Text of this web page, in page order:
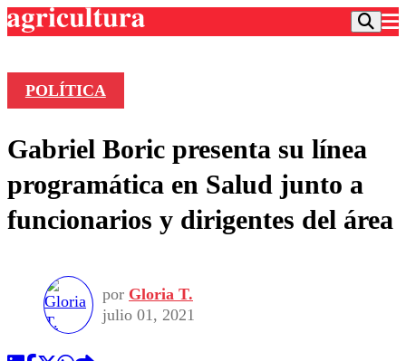
Frecuencias
Agricultura TV
Deportes
Colo Colo
Seleccion Chilena
Torneo Internacional
Entretención
Economía
Internacional
Publicaciones en medios
Opinión
POLÍTICA
Gabriel Boric presenta su línea
programática en Salud junto a
funcionarios y dirigentes del área
por Gloria T.
julio 01, 2021